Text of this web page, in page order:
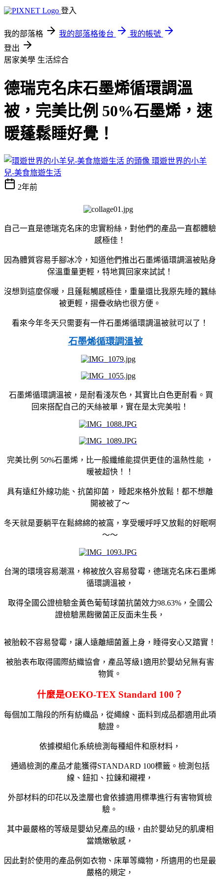
登入
我的部落格 我的部落格後台
我的帳號
登出
居家美學 生活綜合
德瑞克名床石墨烯循環調溫
被，完美比例 50%石墨烯，速
暖蓬鬆睡好覺！
環遊世界的小羊
兒-美食旅遊生活
2年前
自己一直是德瑞克名床的忠實粉絲，對他們的產品一直都體驗
感極佳！
因為體質容易手腳冰冷，知道他們推出石墨烯循環調溫被貼身
保溫重量更輕，特地買回家來試試！
沒想到這麼保暖，且蓬鬆觸感極佳，重量還比我原先睡的蠶絲
被更輕，摺疊收納也很方便。
看來今年冬天只需要有一件石墨烯循環調溫被就可以了！
石墨烯循環調溫被
石墨烯循環調溫被，是耐看淺灰色，其實比白色更耐看。買
回來搭配自己的天絲被單，實在是太完美啦！
完美比例 50%石墨烯，比一般纖維能提供更佳的溫熱性能 ，
暖被超快！！
具有遠紅外線功能、抗菌抑菌， 睡起來格外放鬆！都不想離
開被被了～
冬天就是要躺平在鬆綿綿的被窩，享受暖呼呼又放鬆的好眠啊
～～
台灣的環境容易潮濕，棉被放久容易發霉，德瑞克名床石墨烯
循環調溫被，
取得全國公證檢驗金黃色葡萄球菌抗菌效力98.63%，全國公
證檢驗黑麴黴菌正反面未生長，
被胎較不容易發霉，讓人遠離細菌蓋上身，睡得安心又踏實！
被胎表布取得國際紡織協會，產品等級1適用於嬰幼兒無有害
物質。
什麼是OEKO-TEX Standard 100？
每個加工階段的所有紡織品，從繩線、面料到成品都適用此項
驗證。
依據模組化系統檢測每種組件和原材料，
通過檢測的產品才能獲得STANDARD 100標籤。檢測包括
線、鈕扣、拉鍊和襯裡，
外部材料的印花以及塗層也會依據適用標準進行有害物質檢
驗。
其中最嚴格的等級是嬰幼兒產品的I級，由於嬰幼兒的肌膚相
當嬌嫩敏感，
因此對於使用的產品例如衣物、床單等織物，所適用的也是最
嚴格的規定，